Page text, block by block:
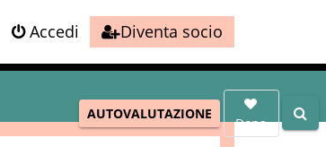
Accedi Diventa socio
AUTOVALUTAZIONE
Dona